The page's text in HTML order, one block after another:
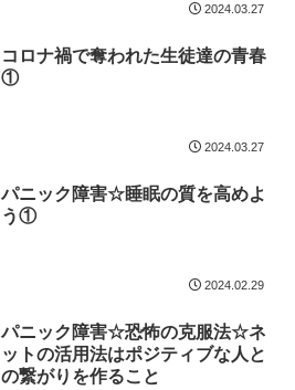
2024.03.27
コロナ禍で奪われた生徒達の青春
①
2024.03.27
パニック障害☆睡眠の質を高めよ
う①
2024.02.29
パニック障害☆恐怖の克服法☆ネ
ットの活用法はポジティブな人と
の繋がりを作ること